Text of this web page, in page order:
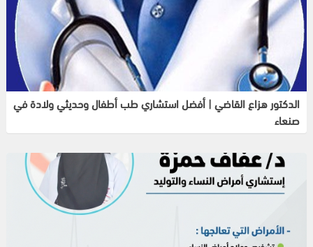
الدكتور هزاع القاضي | أفضل استشاري طب أطفال وحديثي ولادة في
صنعاء